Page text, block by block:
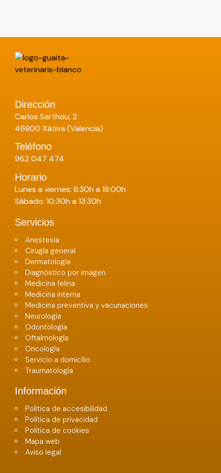
Dirección
Carlos Sarthou, 2
46800 Xàtiva (Valencia)
Teléfono
962 047 474
Horario
Lunes a viernes: 8:30h a 18:00h
Sábado: 10:30h a 13:30h
Servicios
Anestesia
Cirugía general
Dermatología
Diagnóstico por imagen
Medicina felina
Medicina interna
Medicina preventiva y vacunaciones
Neurología
Odontología
Oftalmología
Oncología
Servicio a domicilio
Traumatología
Información
Política de accesibilidad
Política de privacidad
Política de cookies
Mapa web
Aviso legal